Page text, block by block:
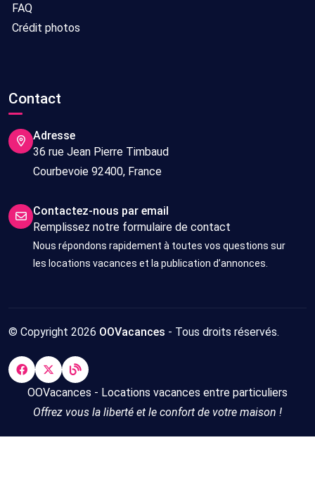
FAQ
Crédit photos
Contact
Adresse
36 rue Jean Pierre Timbaud
Courbevoie 92400, France
Contactez-nous par email
Remplissez notre formulaire de contact
Nous répondons rapidement à toutes vos questions sur
les locations vacances et la publication d’annonces.
© Copyright 2026 OOVacances - Tous droits réservés.
OOVacances - Locations vacances entre particuliers
Offrez vous la liberté et le confort de votre maison !